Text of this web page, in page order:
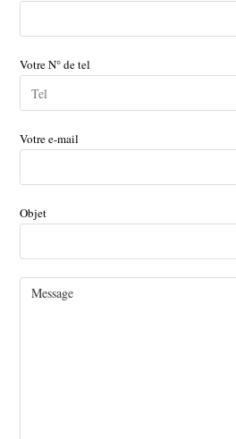
Votre N° de tel
Votre e-mail
Objet